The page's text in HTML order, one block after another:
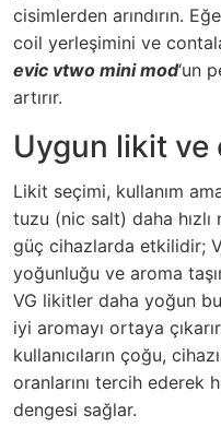
cisimlerden arındırın.
coil yerleşimini ve
evic vtwo mini mod‘un
artırır.
Uygun likit ve
Likit seçimi, kullanım
tuzu (nic salt) daha hızlı
güç cihazlarda etkilidir;
yoğunluğu ve aroma
VG likitler daha yoğun
iyi aromayı ortaya
kullanıcıların çoğu,
oranlarını tercih ederek
dengesi sağlar.